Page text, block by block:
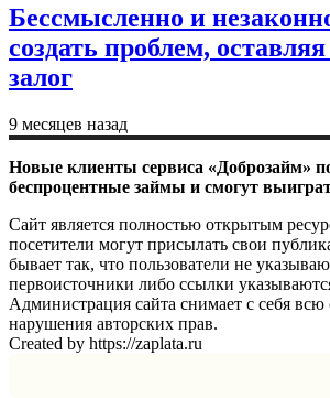
Бессмысленно и
создать проблем,
залог
9 месяцев назад
Новые клиенты сервиса «Доброзайм»
беспроцентные займы и смогут
Сайт является полностью открытым
посетители могут присылать свои
бывает так, что пользователи не
первоисточники либо ссылки
Администрация сайта снимает с себя всю
нарушения авторских прав.
Created by https://zaplata.ru